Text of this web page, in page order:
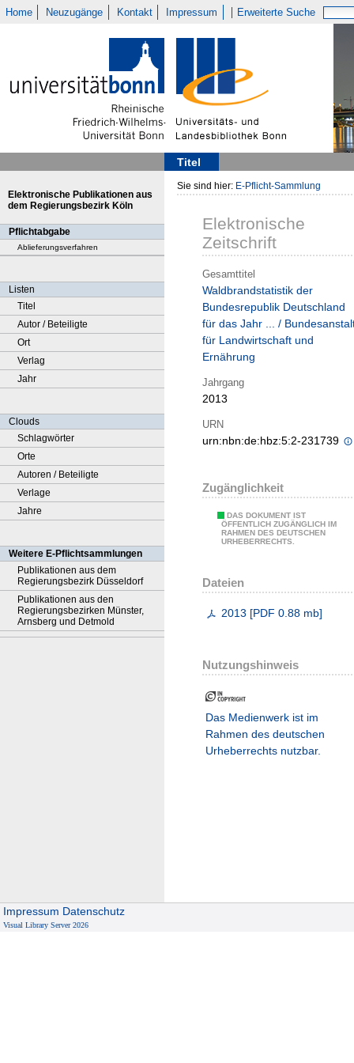
Home Neuzugänge Kontakt Impressum Erweiterte Suche
Titel
Elektronische Publikationen aus
dem Regierungsbezirk Köln
Pflichtabgabe
Ablieferungsverfahren
Listen
Titel
Autor / Beteiligte
Ort
Verlag
Jahr
Clouds
Schlagwörter
Orte
Autoren / Beteiligte
Verlage
Jahre
Weitere E-Pflichtsammlungen
Publikationen aus dem
Regierungsbezirk Düsseldorf
Publikationen aus den
Regierungsbezirken Münster,
Arnsberg und Detmold
Sie sind hier: E-Pflicht-Sammlung
Elektronische
Zeitschrift
Gesamttitel
Waldbrandstatistik der
Bundesrepublik Deutschland
für das Jahr ... /
für Landwirtschaft und
Ernährung
Jahrgang
2013
URN
urn:nbn:de:hbz:5:2-231739
Zugänglichkeit
DAS DOKUMENT IST
ÖFFENTLICH ZUGÄNGLICH IM
RAHMEN DES DEUTSCHEN
URHEBERRECHTS.
Dateien
2013 [PDF 0.88 mb]
Nutzungshinweis
Das Medienwerk ist im
Rahmen des deutschen
Urheberrechts nutzbar.
Impressum Datenschutz
Visual Library Server 2026